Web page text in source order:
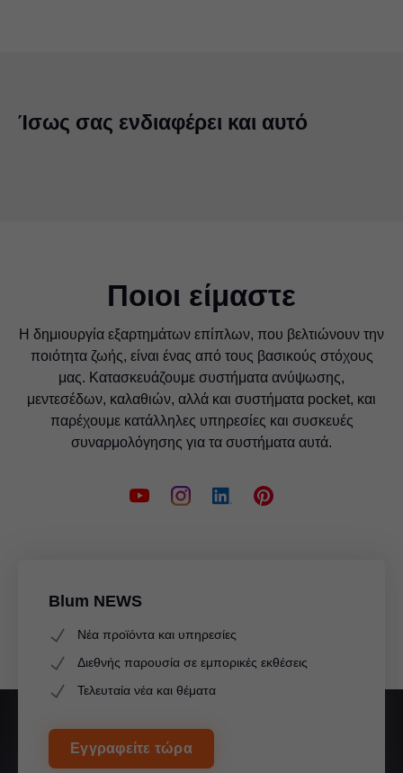
Ίσως σας ενδιαφέρει και αυτό
Ποιοι είμαστε
Η δημιουργία εξαρτημάτων επίπλων, που βελτιώνουν την
ποιότητα ζωής, είναι ένας από τους βασικούς στόχους
μας. Κατασκευάζουμε συστήματα ανύψωσης,
μεντεσέδων, καλαθιών, αλλά και συστήματα pocket, και
παρέχουμε κατάλληλες υπηρεσίες και συσκευές
συναρμολόγησης για τα συστήματα αυτά.
Blum NEWS
Νέα προϊόντα και υπηρεσίες
Διεθνής παρουσία σε εμπορικές εκθέσεις
Τελευταία νέα και θέματα
Εγγραφείτε τώρα